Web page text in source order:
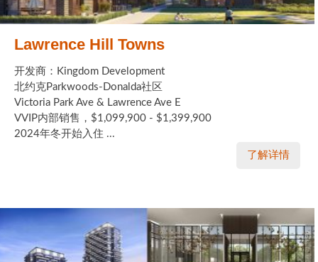
Lawrence Hill Towns
开发商：Kingdom Development
北约克Parkwoods-Donalda社区
Victoria Park Ave & Lawrence Ave E
VVIP内部销售，$1,099,900 - $1,399,900
2024年冬开始入住 ...
了解详情